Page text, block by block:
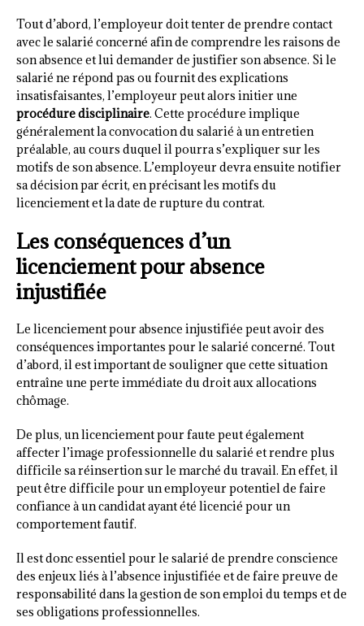
Tout d’abord, l’employeur doit tenter de prendre contact
avec le salarié concerné afin de comprendre les raisons de
son absence et lui demander de justifier son absence. Si le
salarié ne répond pas ou fournit des explications
insatisfaisantes, l’employeur peut alors initier une
procédure disciplinaire. Cette procédure implique
généralement la convocation du salarié à un entretien
préalable, au cours duquel il pourra s’expliquer sur les
motifs de son absence. L’employeur devra ensuite notifier
sa décision par écrit, en précisant les motifs du
licenciement et la date de rupture du contrat.
Les conséquences d’un
licenciement pour absence
injustifiée
Le licenciement pour absence injustifiée peut avoir des
conséquences importantes pour le salarié concerné. Tout
d’abord, il est important de souligner que cette situation
entraîne une perte immédiate du droit aux allocations
chômage.
De plus, un licenciement pour faute peut également
affecter l’image professionnelle du salarié et rendre plus
difficile sa réinsertion sur le marché du travail. En effet, il
peut être difficile pour un employeur potentiel de faire
confiance à un candidat ayant été licencié pour un
comportement fautif.
Il est donc essentiel pour le salarié de prendre conscience
des enjeux liés à l’absence injustifiée et de faire preuve de
responsabilité dans la gestion de son emploi du temps et de
ses obligations professionnelles.